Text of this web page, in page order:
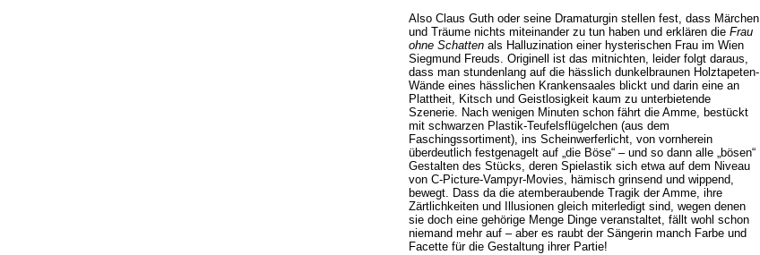
Also Claus Guth oder seine Dramaturgin stellen fest, dass Märchen
und Träume nichts miteinander zu tun haben und erklären die Frau
ohne Schattenals Halluzination einer hysterischen Frau im Wien
Siegmund Freuds. Originell ist das mitnichten, leider folgt daraus,
dass man stundenlang auf die hässlich dunkelbraunen Holztapeten-
Wände eines hässlichen Krankensaales blickt und darin eine an
Plattheit, Kitsch und Geistlosigkeit kaum zu unterbietende
Szenerie. Nach wenigen Minuten schon fährt die Amme, bestückt
mit schwarzen Plastik-Teufelsflügelchen (aus dem
Faschingssortiment), ins Scheinwerferlicht, von vornherein
überdeutlich festgenagelt auf „die Böse“ – und so dann alle „bösen“
Gestalten des Stücks, deren Spielastik sich etwa auf dem Niveau
von C-Picture-Vampyr-Movies, hämisch grinsend und wippend,
bewegt. Dass da die atemberaubende Tragik der Amme, ihre
Zärtlichkeiten und Illusionen gleich miterledigt sind, wegen denen
sie doch eine gehörige Menge Dinge veranstaltet, fällt wohl schon
niemand mehr auf – aber es raubt der Sängerin manch Farbe und
Facette für die Gestaltung ihrer Partie!